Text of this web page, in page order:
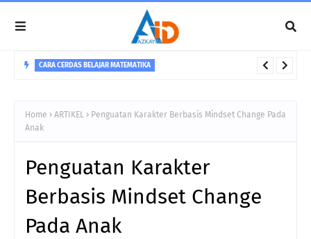
CARA CERDAS BELAJAR MATEMATIKA
Home ARTIKEL
Penguatan Karakter Berbasis Mindset Change Pada
Anak
Penguatan Karakter
Berbasis Mindset Change
Pada Anak